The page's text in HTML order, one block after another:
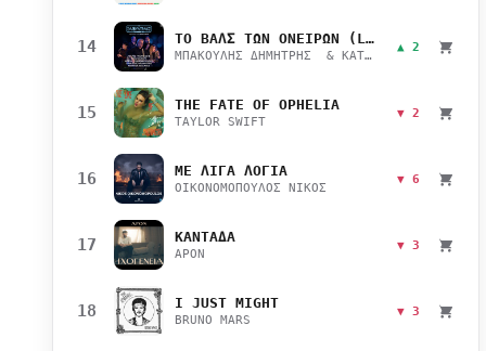
14 ΤΟ ΒΑΛΣ ΤΩΝ ΟΝΕΙΡΩΝ (LIVE)
ΜΠΑΚΟΥΛΗΣ ΔΗΜΗΤΡΗΣ & ΚΑΤΣΙΜΙΧΑ ΜΑΡΙΑΝΑ
▲ 2
15 THE FATE OF OPHELIA
TAYLOR SWIFT
▼ 2
16 ΜΕ ΛΙΓΑ ΛΟΓΙΑ
ΟΙΚΟΝΟΜΟΠΟΥΛΟΣ ΝΙΚΟΣ
▼ 6
17 ΚΑΝΤΑΔΑ
APON
▼ 3
18 I JUST MIGHT
BRUNO MARS
▼ 3